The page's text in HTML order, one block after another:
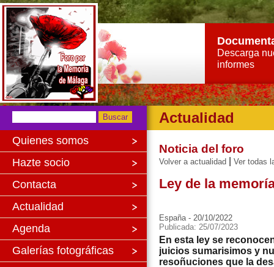
Descarga
informes
Quienes somos
Hazte socio
Contacta
Actualidad
Agenda
Galerías fotográficas
Actualidad
Noticia del foro
Volver a actualidad Ver todas
Ley de la
España - 20/10/2022
Publicada: 25/07/2023
En esta ley se
juicios sumarisimos y
resoñuciones que la